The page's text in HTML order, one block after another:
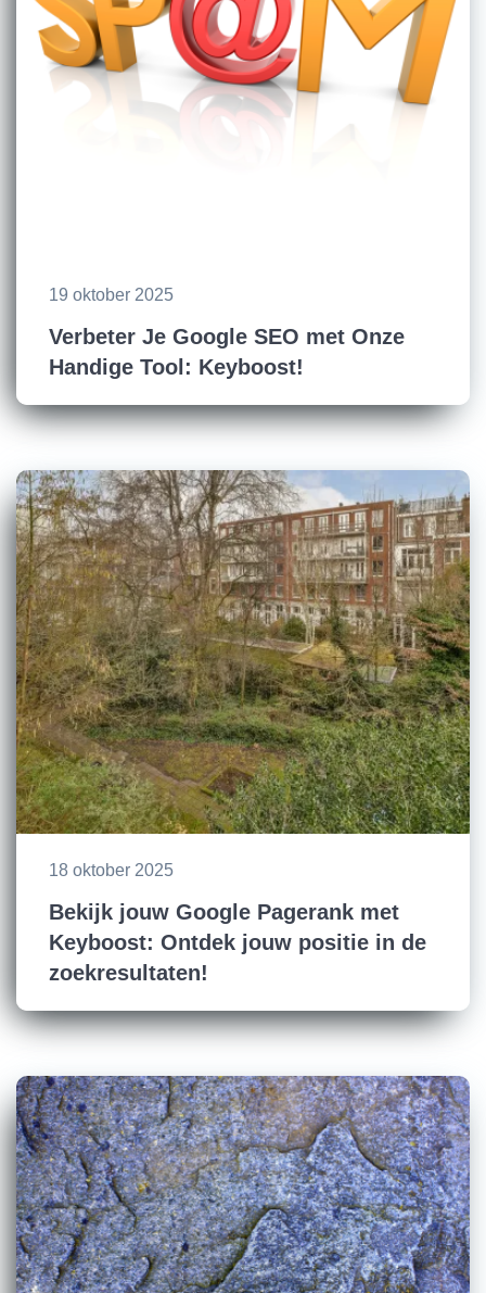
19 oktober 2025
Verbeter Je Google SEO met Onze
Handige Tool: Keyboost!
18 oktober 2025
Bekijk jouw Google Pagerank met
Keyboost: Ontdek jouw positie in de
zoekresultaten!